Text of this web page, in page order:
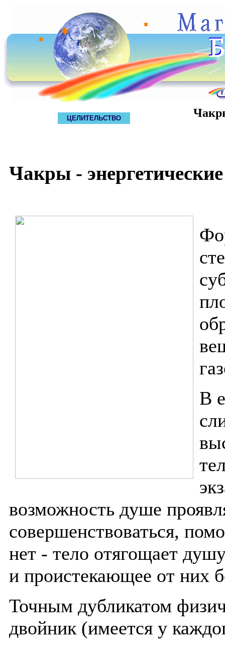
ЦЕЛИТЕЛЬСТВО
Чакры -
В
возможность душе
совершенствоваться,
нет - тело отягощает
и проистекающее от них
Точным дубликатом
двойник (имеется у